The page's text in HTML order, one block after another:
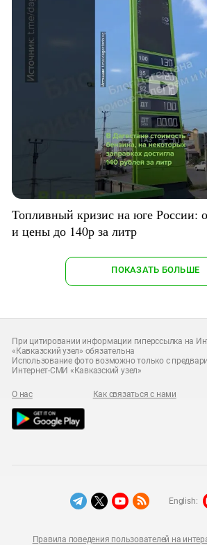
Топливный кризис на юге России:
и цены до 140р за литр
ПОКАЗАТЬ БОЛЬШЕ
При цитировании информации гиперссылка на
«Кавказский узел» обязательна
Использование фото возможно только с
Интернет-СМИ «Кавказский узел»
О нас Как связаться с нами
Правила поведения пользователей на
English: